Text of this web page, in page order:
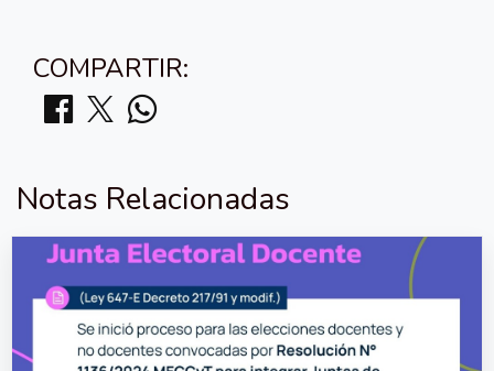
COMPARTIR:
Notas Relacionadas